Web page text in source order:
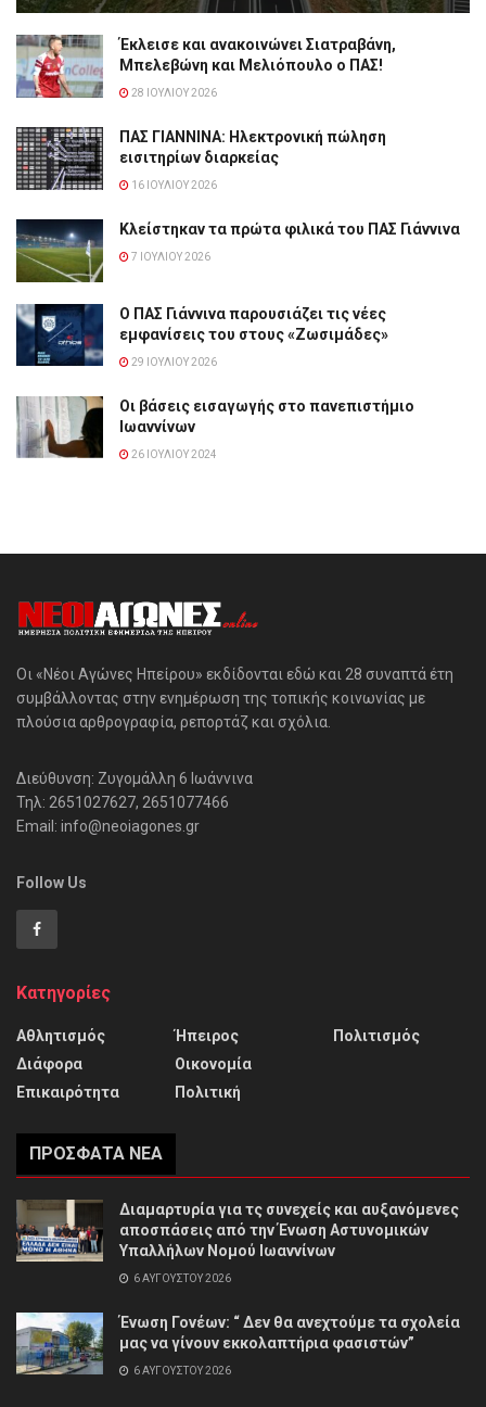
Έκλεισε και ανακοινώνει Σιατραβάνη,
Μπελεβώνη και Μελιόπουλο ο ΠΑΣ!
28 ΙΟΥΛΊΟΥ 2026
ΠΑΣ ΓΙΑΝΝΙΝΑ: Hλεκτρονική πώληση
εισιτηρίων διαρκείας
16 ΙΟΥΛΊΟΥ 2026
Κλείστηκαν τα πρώτα φιλικά του ΠΑΣ Γιάννινα
7 ΙΟΥΛΊΟΥ 2026
Ο ΠΑΣ Γιάννινα παρουσιάζει τις νέες
εμφανίσεις του στους «Ζωσιμάδες»
29 ΙΟΥΛΊΟΥ 2026
Οι βάσεις εισαγωγής στο πανεπιστήμιο
Ιωαννίνων
26 ΙΟΥΛΊΟΥ 2024
Οι «Νέοι Αγώνες Ηπείρου» εκδίδονται εδώ και 28 συναπτά έτη
συμβάλλοντας στην ενημέρωση της τοπικής κοινωνίας με
πλούσια αρθρογραφία, ρεπορτάζ και σχόλια.
Διεύθυνση: Ζυγομάλλη 6 Ιωάννινα
Τηλ: 2651027627, 2651077466
Email: info@neoiagones.gr
Follow Us
Κατηγορίες
Αθλητισμός
Διάφορα
Επικαιρότητα
Ήπειρος
Οικονομία
Πολιτική
Πολιτισμός
ΠΡΌΣΦΑΤΑ ΝΈΑ
Διαμαρτυρία για τς συνεχείς και αυξανόμενες
αποσπάσεις από την Ένωση Αστυνομικών
Υπαλλήλων Νομού Ιωαννίνων
6 ΑΥΓΟΎΣΤΟΥ 2026
Ένωση Γονέων: “ Δεν θα ανεχτούμε τα σχολεία
μας να γίνουν εκκολαπτήρια φασιστών”
6 ΑΥΓΟΎΣΤΟΥ 2026